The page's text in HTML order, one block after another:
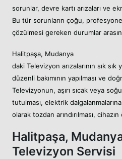
sorunlar, devre kartı arızaları ve
Bu tür sorunların çoğu,
çözülmesi gereken durumlar
Halitpaşa, Mudanya
daki Televizyon arızalarının sık sık
düzenli bakımının yapılması ve
Televizyonun, aşırı sıcak veya
tutulması, elektrik
olarak tozdan arındırılması,
Halitpaşa,
Televizyon Servisi